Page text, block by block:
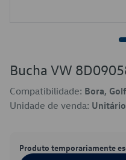
Bucha VW
Compatibilidade: Bora,
Unidade de venda:
Produto temporariamente